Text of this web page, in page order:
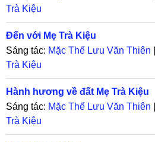
Trà Kiệu
Đến với Mẹ Trà Kiệu
Sáng tác: Mặc Thế Lưu Văn Thiên
Trà Kiệu
Hành hương về đất Mẹ Trà Kiệu
Sáng tác: Mặc Thế Lưu Văn Thiên
Trà Kiệu